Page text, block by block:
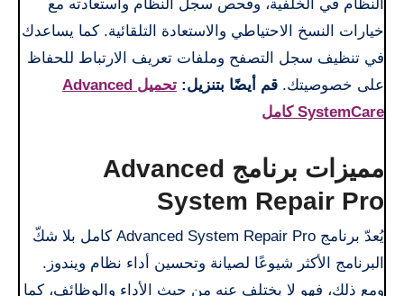
النظام في الخلفية، وفحص سجل النظام واستعادته مع
خيارات النسخ الاحتياطي والاستعادة التلقائية. كما يساعدك
في تنظيف سجل التصفح وملفات تعريف الارتباط للحفاظ
على خصوصيتك. قم أيضًا بتنزيل:
تحميل Advanced
SystemCare كامل
مميزات برنامج Advanced
System Repair Pro
يُعدّ برنامج Advanced System Repair Pro كامل بلا شكّ
البرنامج الأكثر شيوعًا لصيانة وتحسين أداء نظام ويندوز.
ومع ذلك، فهو لا يختلف عنه من حيث الأداء والوظائف، كما